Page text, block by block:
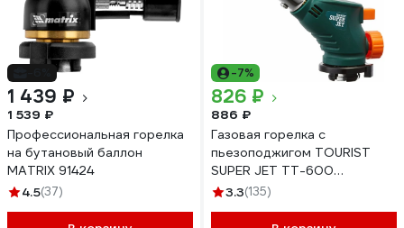
1 439 ₽
1 539 ₽
Профессиональная горелка
на бутановый баллон
MATRIX 91424
4.5(37)
-7%
826 ₽
886 ₽
Газовая горелка с
пьезоподжигом TOURIST
SUPER JET TT-600
00000001727
3.3(135)